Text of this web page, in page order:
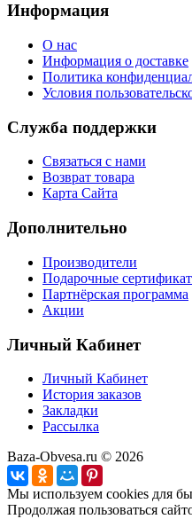
Информация
О нас
Информация о доставке
Политика
Условия
Служба поддержки
Связаться с нами
Возврат товара
Карта Сайта
Дополнительно
Производители
Подарочные
Партнёрская программа
Акции
Личный Кабинет
Личный Кабинет
История заказов
Закладки
Рассылка
Baza-Obvesa.ru © 2026
Мы используем cookies для
Продолжая пользоваться